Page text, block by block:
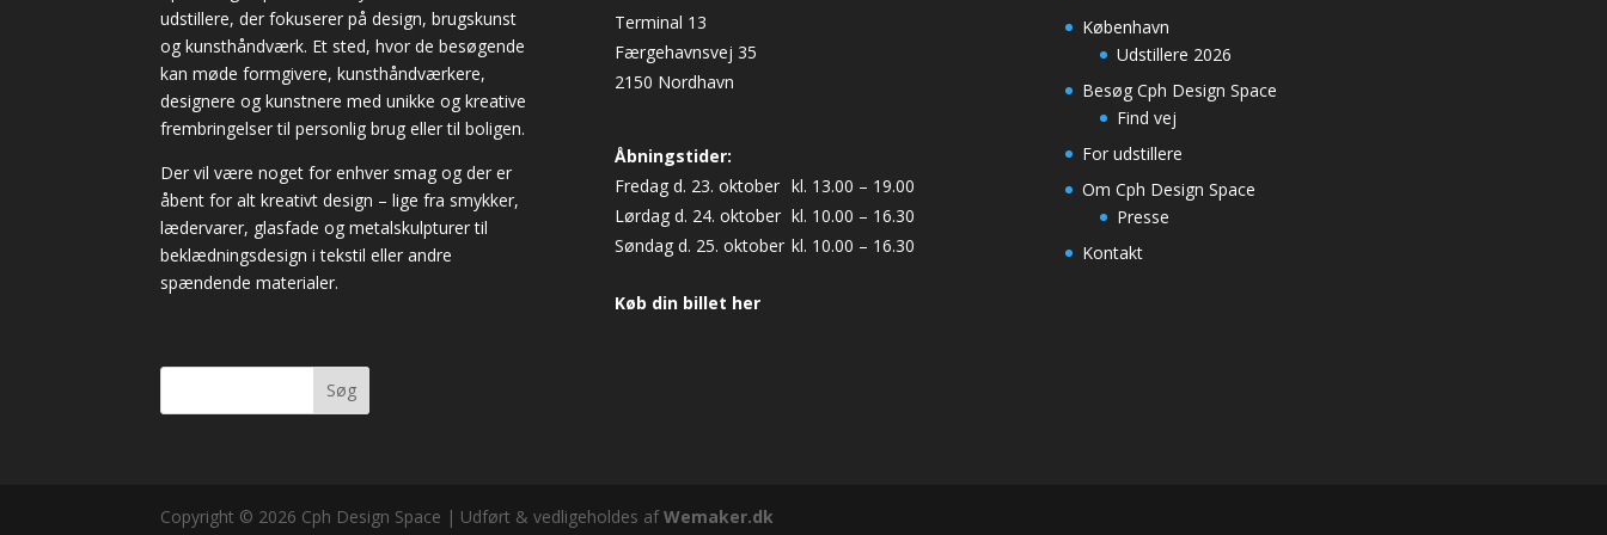
udstillere, der fokuserer på design, brugskunst
og kunsthåndværk. Et sted, hvor de besøgende
kan møde formgivere, kunsthåndværkere,
designere og kunstnere med unikke og kreative
frembringelser til personlig brug eller til boligen.
Der vil være noget for enhver smag og der er
åbent for alt kreativt design – lige fra smykker,
lædervarer, glasfade og metalskulpturer til
beklædningsdesign i tekstil eller andre
spændende materialer.
Søg
Terminal 13
Færgehavnsvej 35
2150 Nordhavn
Åbningstider:
Fredag d. 23. oktober kl. 13.00 – 19.00
Lørdag d. 24. oktober kl. 10.00 – 16.30
Søndag d. 25. oktober kl. 10.00 – 16.30
Køb din billet her
København
Udstillere 2026
Besøg Cph Design Space
Find vej
For udstillere
Om Cph Design Space
Presse
Kontakt
Copyright © 2026 Cph Design Space | Udført & vedligeholdes afWemaker.dk